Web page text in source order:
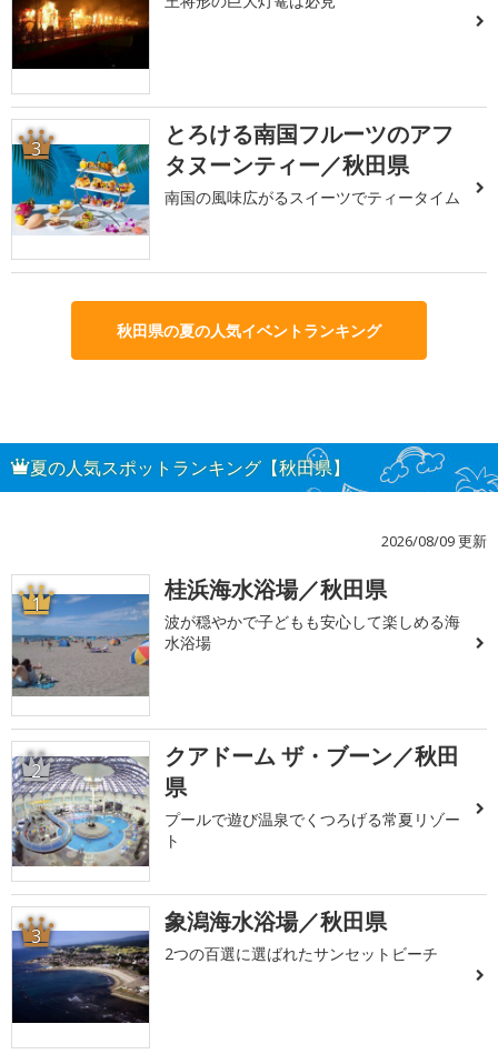
3
とろける南国フルーツのアフ
タヌーンティー／秋田県
南国の風味広がるスイーツでティータイム
秋田県の夏の人気イベントランキング
夏の人気スポットランキング【秋田県】
2026/08/09 更新
1 桂浜海水浴場／秋田県
波が穏やかで子どもも安心して楽しめる海
水浴場
2
クアドーム ザ・ブーン／秋田
県
プールで遊び温泉でくつろげる常夏リゾー
ト
3 象潟海水浴場／秋田県
2つの百選に選ばれたサンセットビーチ